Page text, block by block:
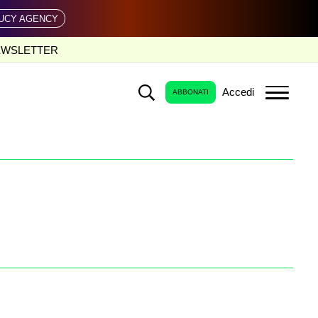
AGENCY
ABBONATI Accedi